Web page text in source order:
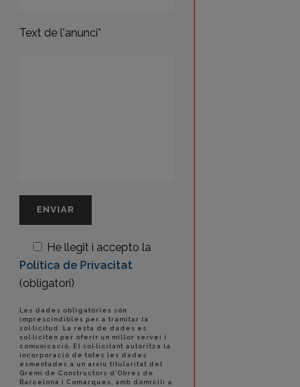
Text de l'anunci*
He llegit i accepto la
Política de Privacitat
(obligatori)
Les dades obligatòries són
imprescindibles per a tramitar la
sol·licitud. La resta de dades es
sol·liciten per oferir un millor servei i
comunicació. El sol·licitant autoritza la
incorporació de totes les dades
esmentades a un arxiu titularitat del
Gremi de Constructors d’Obres de
Barcelona i Comarques, amb domicili a